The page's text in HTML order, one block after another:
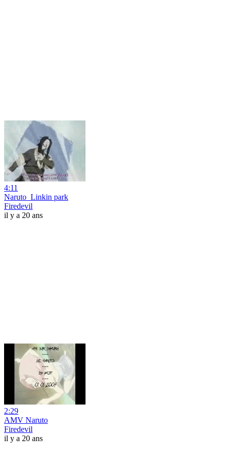
4:11
Naruto_Linkin park
Firedevil
il y a 20 ans
2:29
AMV Naruto
Firedevil
il y a 20 ans